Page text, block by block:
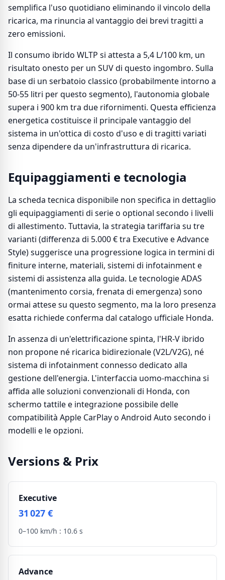
semplifica l'uso quotidiano eliminando il vincolo della
ricarica, ma rinuncia al vantaggio dei brevi tragitti a
zero emissioni.
Il consumo ibrido WLTP si attesta a 5,4 L/100 km, un
risultato onesto per un SUV di questo ingombro. Sulla
base di un serbatoio classico (probabilmente intorno a
50-55 litri per questo segmento), l'autonomia globale
supera i 900 km tra due rifornimenti. Questa efficienza
energetica costituisce il principale vantaggio del
sistema in un'ottica di costo d'uso e di tragitti variati
senza dipendere da un'infrastruttura di ricarica.
Equipaggiamenti e tecnologia
La scheda tecnica disponibile non specifica in dettaglio
gli equipaggiamenti di serie o optional secondo i livelli
di allestimento. Tuttavia, la strategia tariffaria su tre
varianti (differenza di 5.000 € tra Executive e Advance
Style) suggerisce una progressione logica in termini di
finiture interne, materiali, sistemi di infotainment e
sistemi di assistenza alla guida. Le tecnologie ADAS
(mantenimento corsia, frenata di emergenza) sono
ormai attese su questo segmento, ma la loro presenza
esatta richiede conferma dal catalogo ufficiale Honda.
In assenza di un'elettrificazione spinta, l'HR-V ibrido
non propone né ricarica bidirezionale (V2L/V2G), né
sistema di infotainment connesso dedicato alla
gestione dell'energia. L'interfaccia uomo-macchina si
affida alle soluzioni convenzionali di Honda, con
schermo tattile e integrazione possibile delle
compatibilità Apple CarPlay o Android Auto secondo i
modelli e le opzioni.
Versions & Prix
Executive
31 027 €
0–100 km/h : 10.6 s
Advance